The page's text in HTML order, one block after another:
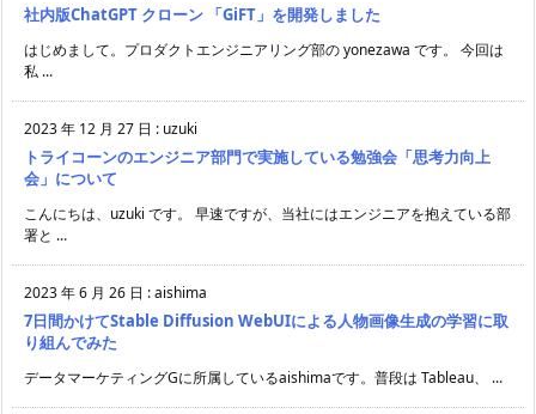
社内版ChatGPT クローン 「GiFT」を開発しました
はじめまして。プロダクトエンジニアリング部の yonezawa です。 今回は
私 ...
2023 年 12 月 27 日 : uzuki
トライコーンのエンジニア部門で実施している勉強会「思考力向上
会」について
こんにちは、uzuki です。 早速ですが、当社にはエンジニアを抱えている部
署と ...
2023 年 6 月 26 日 :aishima
7日間かけてStable Diffusion WebUIによる人物画像生成の学習に取
り組んでみた
データマーケティングGに所属しているaishimaです。普段は Tableau、 ...